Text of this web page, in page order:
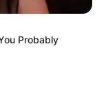
Probably